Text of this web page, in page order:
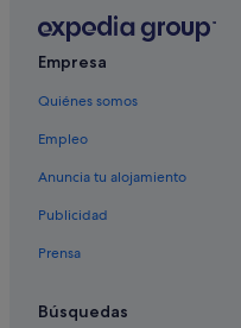
Hoteles cerca de
Doctor Negrín
Hoteles de golf en Las
Casas barco en Las
Oyo Rooms hoteles en
Empresa
Quiénes somos
Empleo
Anuncia tu alojamiento
Publicidad
Prensa
Búsquedas